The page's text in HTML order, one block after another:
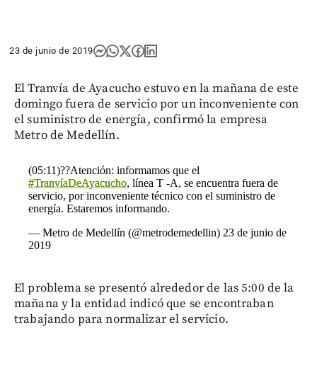
23 de junio de 2019
El Tranvía de Ayacucho estuvo en la mañana de este
domingo fuera de servicio por un inconveniente con
el suministro de energía, confirmó la empresa
Metro de Medellín.
(05:11)??Atención: informamos que el
#TranvíaDeAyacucho, línea T -A, se encuentra fuera de
servicio, por inconveniente técnico con el suministro de
energía. Estaremos informando.
— Metro de Medellín (@metrodemedellin) 23 de junio de
2019
El problema se presentó alrededor de las 5:00 de la
mañana y la entidad indicó que se encontraban
trabajando para normalizar el servicio.